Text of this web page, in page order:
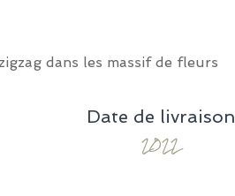
dans les massif de fleurs
Date de livraison
2022